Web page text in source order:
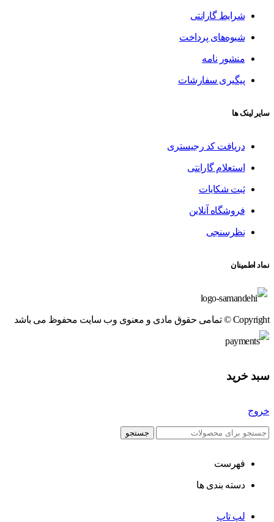
شرایط گارانتی
شیوه‌های پرداخت
منشور نامه
پیگیری سفارشات
سایر لینک ها
دریافت کد رجیستری
استعلام گارانتی
ثبت شکایات
فروشگاه آنلاین
نظرسنجی
نماد اطمینان
Copyright © تمامی حقوق مادی و معنوی وب سایت محفوظ می باشد
سبد خرید
خروج
جستجو
فهرست
دسته بندی ها
لپ تاپ